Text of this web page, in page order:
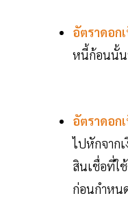
อัตราดอก
หนี้ก้อนนั้น
อัตราดอก
ไปหักจาก
สินเชื่อที่ใ
ก่อนกำหน